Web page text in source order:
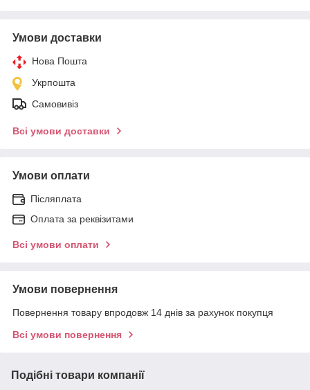
Умови доставки
Нова Пошта
Укрпошта
Самовивіз
Всі умови доставки
Умови оплати
Післяплата
Оплата за реквізитами
Всі умови оплати
Умови повернення
Повернення товару впродовж 14 днів за рахунок покупця
Всі умови повернення
Подібні товари компанії